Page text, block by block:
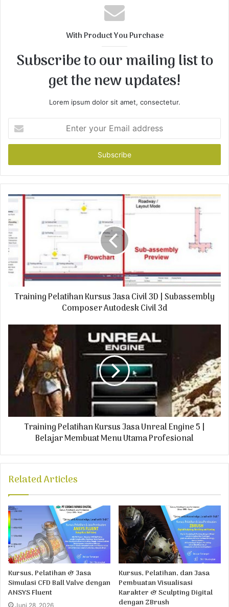
s
i
With Product You Purchase
Subscribe to our mailing list to
get the new updates!
Lorem ipsum dolor sit amet, consectetur.
t
r
y
u
r
E
m
a
i
l
a
Training Pelatihan Kursus Jasa Civil 3D | Subassembly
Composer Autodesk Civil 3d
Training Pelatihan Kursus Jasa Unreal Engine 5 |
Belajar Membuat Menu Utama Profesional
Related Articles
Kursus, Pelatihan & Jasa
Simulasi CFD Ball Valve dengan
ANSYS Fluent
Juni 28, 2026
Kursus, Pelatihan, dan Jasa
Pembuatan Visualisasi
Karakter & Sculpting Digital
dengan ZBrush